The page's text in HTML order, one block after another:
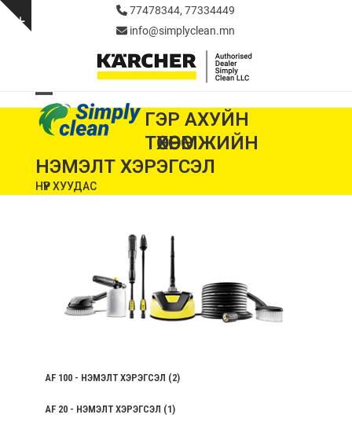
Skip
Show
77478344, 77334449
info@simplyclean.mn
Open
mobile
menu
Close
mobile
menu
ГЭР АХУЙН
ТӨХӨӨРӨМЖИЙН
НЭМЭЛТ ХЭРЭГСЭЛ
НҮҮР ХУУДАС
AF 100 - НЭМЭЛТ ХЭРЭГСЭЛ (2)
AF 20 - НЭМЭЛТ ХЭРЭГСЭЛ (1)